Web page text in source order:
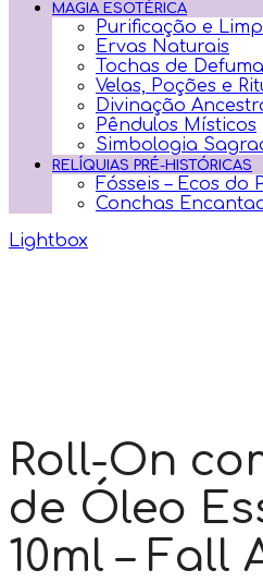
MAGIA ESOTÉRICA
Purificação e
Ervas Naturais
Tochas de
Velas, Poções e
Divinação
Pêndulos Místicos
Simbologia
RELÍQUIAS PRÉ-HISTÓRICAS
Fósseis – Ecos do
Conchas
Lightbox
Roll-On
de Óleo
10ml – Fall